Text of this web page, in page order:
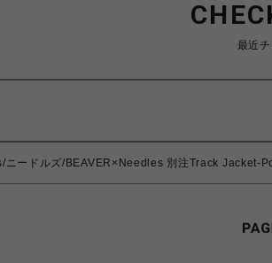
最近
ニードルズ/BEAVER×Needles 別注Track Jacket-